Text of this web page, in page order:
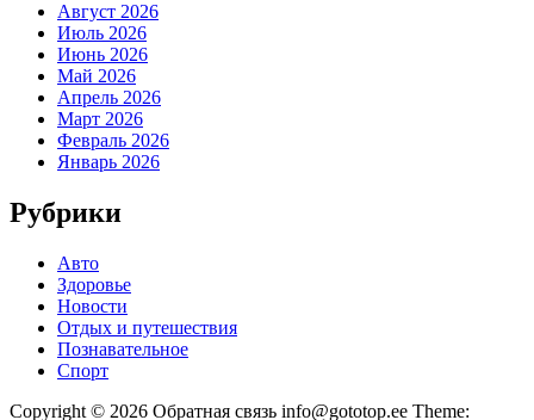
Август 2026
Июль 2026
Июнь 2026
Май 2026
Апрель 2026
Март 2026
Февраль 2026
Январь 2026
Рубрики
Авто
Здоровье
Новости
Отдых и путешествия
Познавательное
Спорт
Copyright © 2026 Обратная связь info@gototop.ee Theme: